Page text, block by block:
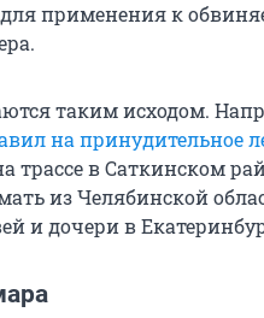
применения к
таким исходом.
на принудительное
трассе в Саткинском
из Челябинской
и дочери в